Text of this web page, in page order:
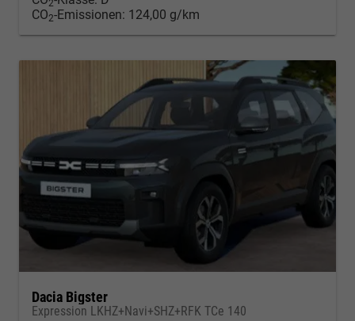
2
CO2-Emissionen: 124,00 g/km
Dacia Bigster
Expression LKHZ+Navi+SHZ+RFK TCe 140